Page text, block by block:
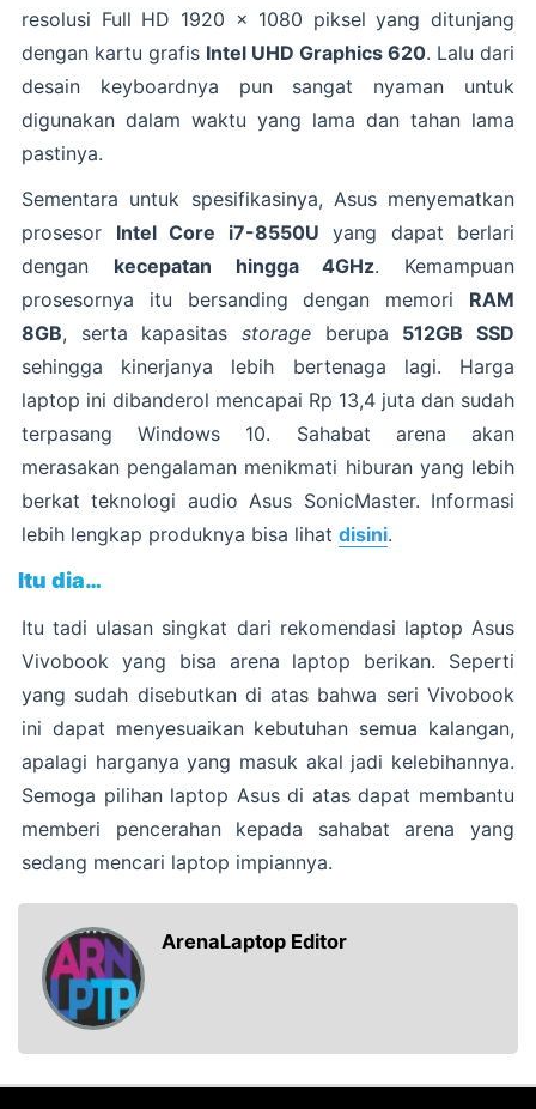
resolusi Full HD 1920 x 1080 piksel yang ditunjang
dengan kartu grafis Intel UHD Graphics 620. Lalu dari
desain keyboardnya pun sangat nyaman untuk
digunakan dalam waktu yang lama dan tahan lama
pastinya.
Sementara untuk spesifikasinya, Asus menyematkan
prosesor Intel Core i7-8550U yang dapat berlari
dengan kecepatan hingga 4GHz. Kemampuan
prosesornya itu bersanding dengan memori RAM
8GB, serta kapasitas storage berupa 512GB SSD
sehingga kinerjanya lebih bertenaga lagi. Harga
laptop ini dibanderol mencapai Rp 13,4 juta dan sudah
terpasang Windows 10. Sahabat arena akan
merasakan pengalaman menikmati hiburan yang lebih
berkat teknologi audio Asus SonicMaster. Informasi
lebih lengkap produknya bisa lihat disini.
Itu dia…
Itu tadi ulasan singkat dari rekomendasi laptop Asus
Vivobook yang bisa arena laptop berikan. Seperti
yang sudah disebutkan di atas bahwa seri Vivobook
ini dapat menyesuaikan kebutuhan semua kalangan,
apalagi harganya yang masuk akal jadi kelebihannya.
Semoga pilihan laptop Asus di atas dapat membantu
memberi pencerahan kepada sahabat arena yang
sedang mencari laptop impiannya.
ArenaLaptop Editor